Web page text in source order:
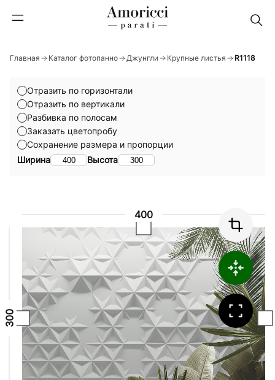
Главная Каталог фотопанно Джунгли Крупные листья R1118
Ширина Высота
Сохранение размера и пропорции
Отразить по горизонтали
Отразить по вертикали
Разбивка по полосам
Заказать цветопробу